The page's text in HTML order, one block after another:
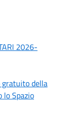
2026-
della
lo Spazio